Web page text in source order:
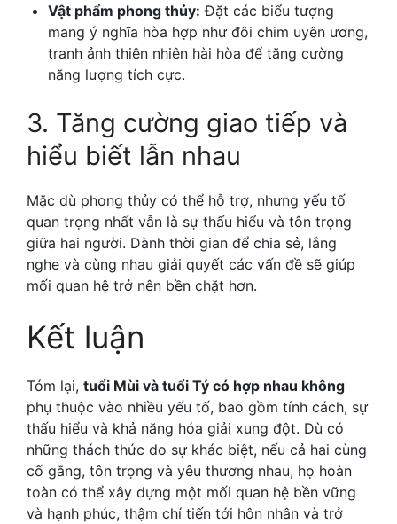
Vật phẩm phong thủy: Đặt các biểu tượng
mang ý nghĩa hòa hợp như đôi chim uyên ương,
tranh ảnh thiên nhiên hài hòa để tăng cường
năng lượng tích cực.
3. Tăng cường giao tiếp và
hiểu biết lẫn nhau
Mặc dù phong thủy có thể hỗ trợ, nhưng yếu tố
quan trọng nhất vẫn là sự thấu hiểu và tôn trọng
giữa hai người. Dành thời gian để chia sẻ, lắng
nghe và cùng nhau giải quyết các vấn đề sẽ giúp
mối quan hệ trở nên bền chặt hơn.
Kết luận
Tóm lại, tuổi Mùi và tuổi Tý có hợp nhau không
phụ thuộc vào nhiều yếu tố, bao gồm tính cách, sự
thấu hiểu và khả năng hóa giải xung đột. Dù có
những thách thức do sự khác biệt, nếu cả hai cùng
cố gắng, tôn trọng và yêu thương nhau, họ hoàn
toàn có thể xây dựng một mối quan hệ bền vững
và hạnh phúc, thậm chí tiến tới hôn nhân và trở